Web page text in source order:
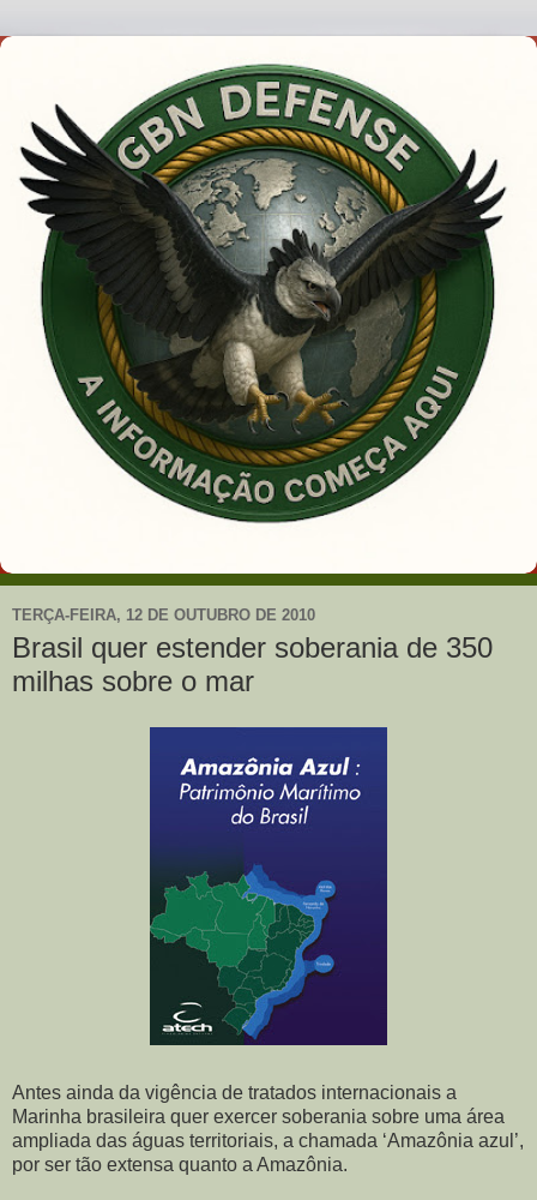
TERÇA-FEIRA, 12 DE OUTUBRO DE 2010
Brasil quer estender soberania de 350
milhas sobre o mar
Antes ainda da vigência de tratados internacionais a
Marinha brasileira quer exercer soberania sobre uma área
ampliada das águas territoriais, a chamada ‘Amazônia azul’,
por ser tão extensa quanto a Amazônia.